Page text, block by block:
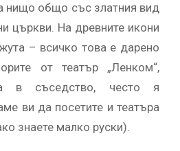
нищо общо със златния вид
църкви. На древните икони
– всичко това е дарено
от театър „Ленком“,
в съседство, често я
ви да посетите и театъра
знаете малко руски).